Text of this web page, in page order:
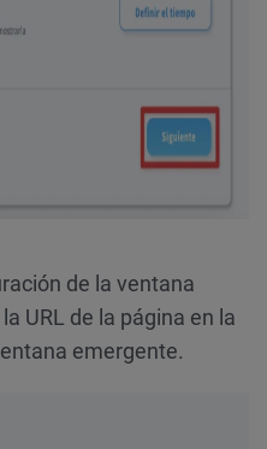
de la ventana
URL de la página en la
emergente.